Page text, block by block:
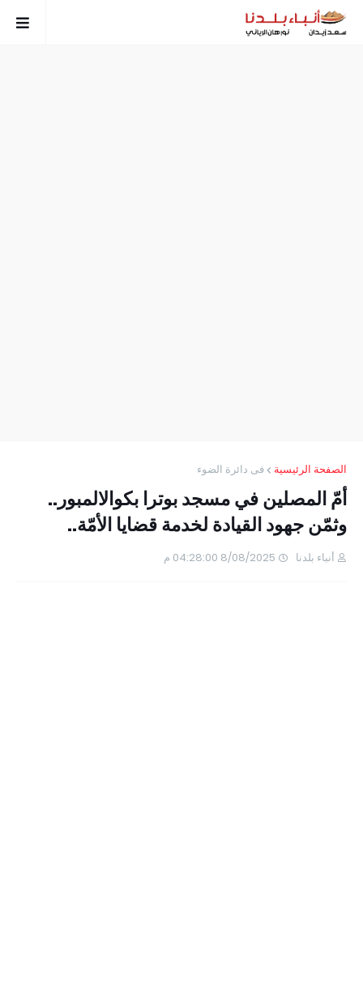
الصفحة الرئيسية فى دائرة الضوء
أمّ المصلين في مسجد بوترا بكوالالمبور..
وثمّن جهود القيادة لخدمة قضايا الأمّة..
أنباء بلدنا 8/08/2025 04:28:00 م